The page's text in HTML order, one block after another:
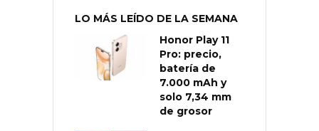
LO MÁS LEÍDO DE LA SEMANA
Honor Play 11
Pro: precio,
batería de
7.000 mAh y
solo 7,34 mm
de grosor